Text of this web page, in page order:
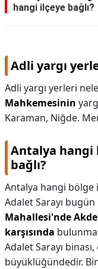
NEDİR
HAMİLELİK
KAPLICALAR
İLETİŞİM
hangi ilçeye bağlı?
Adli yargı
Adli yargı yerleri
Mahkemesinin
Karaman, Niğde.
Antalya hangi
bağlı?
Antalya hangi bölge
Adalet Sarayı bugün
Mahallesi'nde
karşısında
Adalet Sarayı
büyüklüğündedir.